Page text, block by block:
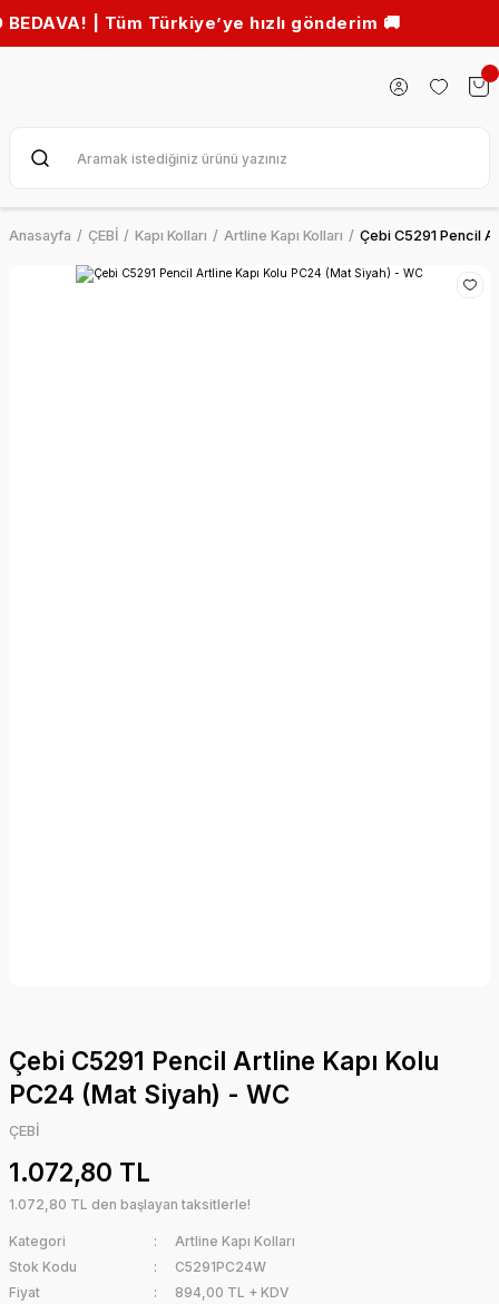
| Tüm Türkiye’ye hızlı gönderim 🚚
Anasayfa ÇEBİ Kapı Kolları Artline Kapı Kolları Çebi C5291 Pencil
Çebi C5291 Pencil Artline Kapı Kolu
PC24 (Mat Siyah) - WC
ÇEBİ
1.072,80 TL
1.072,80 TL den başlayan taksitlerle!
Kategori
Artline Kapı Kolları
Stok Kodu
C5291PC24W
Fiyat
894,00 TL + KDV